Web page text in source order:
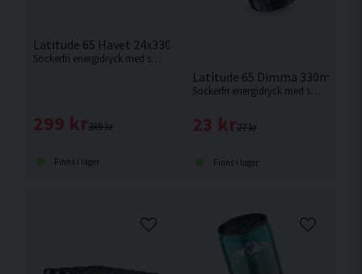
Latitude 65 Havet 24x330ml Krusbär/Kiwi
Sockerfri energidryck med smak av krusbär/kiwi från Latitude 65.
369 kr
299 kr
Finns i lager
Latitude 65 Dimma 330ml
Sockerfri energidryck med smak av blåbär.
27 kr
23 kr
Finns i lager